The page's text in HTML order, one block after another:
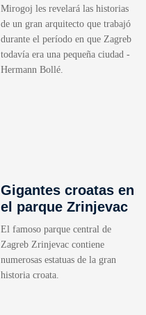
Mirogoj les revelará las historias
de un gran arquitecto que trabajó
durante el período en que Zagreb
todavía era una pequeña ciudad -
Hermann Bollé.
Gigantes croatas en
el parque Zrinjevac
El famoso parque central de
Zagreb Zrinjevac contiene
numerosas estatuas de la gran
historia croata.